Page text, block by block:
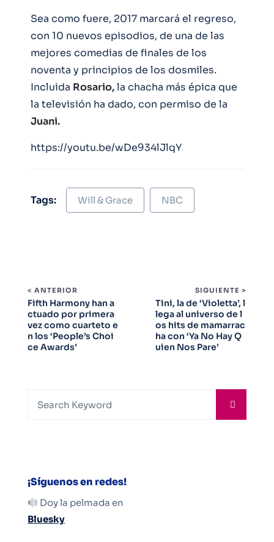
Sea como fuere, 2017 marcará el regreso,
con 10 nuevos episodios, de una de las
mejores comedias de finales de los
noventa y principios de los dosmiles.
Incluida Rosario,la chacha más épica que
la televisión ha dado, con permiso de la
Juani.
https://youtu.be/wDe934lJlqY
Tags: Will & Grace NBC
< ANTERIOR
Fifth Harmony han a
ctuado por primera
vez como cuarteto e
n los ‘People’s Choi
ce Awards’
SIGUIENTE >
Tini, la de ‘Violetta’, l
lega al universo de l
os hits de mamarrac
ha con ‘Ya No Hay Q
uien Nos Pare’
¡Síguenos en redes!
Doy la pelmada en
Bluesky